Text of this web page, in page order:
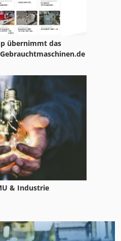
übernimmt das
& Industrie